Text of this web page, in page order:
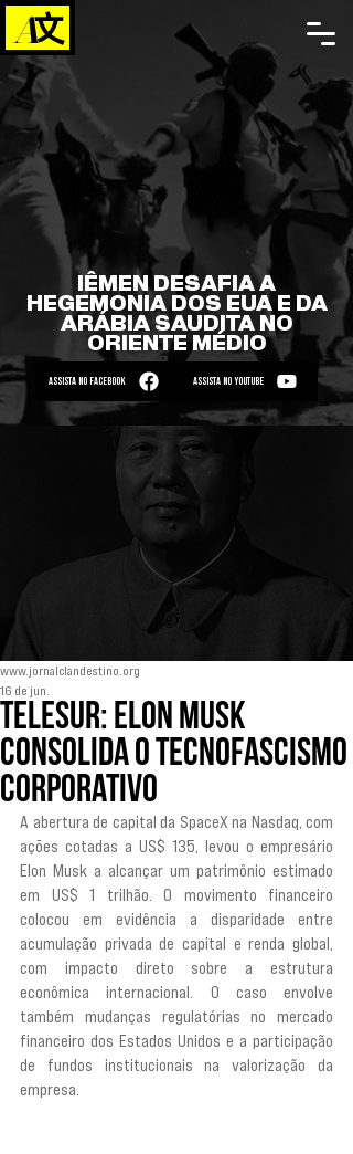
IÊMEN DESAFIA A
HEGEMONIA DOS EUA E DA
ARÁBIA SAUDITA NO
ORIENTE MÉDIO
ASSISTA NO FACEBOOK ASSISTA NO YOUTUBE
TELESUR: Elon Musk
consolida o tecnofascismo
corporativo
www.jornalclandestino.org
16 de jun.
A abertura de capital da SpaceX na Nasdaq, com
ações cotadas a US$ 135, levou o empresário
Elon Musk a alcançar um patrimônio estimado
em US$ 1 trilhão. O movimento financeiro
colocou em evidência a disparidade entre
acumulação privada de capital e renda global,
com impacto direto sobre a estrutura
econômica internacional. O caso envolve
também mudanças regulatórias no mercado
financeiro dos Estados Unidos e a participação
de fundos institucionais na valorização da
empresa.